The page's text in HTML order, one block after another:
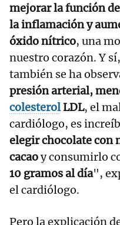
mejorar la función
la inflamación y
óxido nítrico, una
nuestro corazón. Y
también se ha
presión arterial,
colesterolLDL, el
cardiólogo, es
elegir chocolate con
cacaoy consumirlo
10 gramos al día",
el cardiólogo.
Pero la explicación